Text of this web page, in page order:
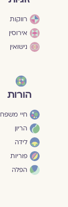
רווקות
אירוסין
נישואין
הורות
חיי משפחה
הריון
לידה
פוריות
הפלה